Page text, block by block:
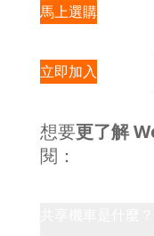
馬上選購
立即加入
想要更了解
閱：